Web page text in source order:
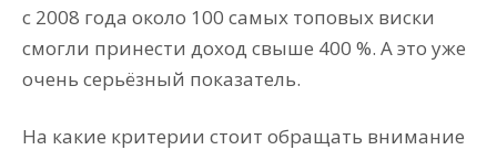
с 2008 года около 100 самых топовых виски
смогли принести доход свыше 400 %. А это уже
очень серьёзный показатель.
На какие критерии стоит обращать внимание